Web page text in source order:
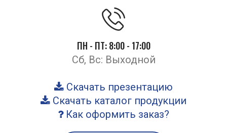
ПН - ПТ: 8:00 - 17:00
Сб, Вс: Выходной
Скачать презентацию
Скачать каталог продукции
Как оформить заказ?